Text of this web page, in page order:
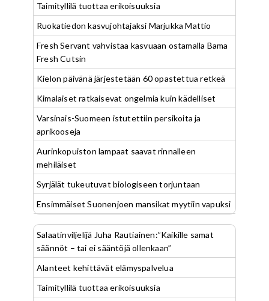
Taimityllilä tuottaa erikoisuuksia
Ruokatiedon kasvujohtajaksi Marjukka Mattio
Fresh Servant vahvistaa kasvuaan ostamalla Bama
Fresh Cutsin
Kielon päivänä järjestetään 60 opastettua retkeä
Kimalaiset ratkaisevat ongelmia kuin kädelliset
Varsinais-Suomeen istutettiin persikoita ja
aprikooseja
Aurinkopuiston lampaat saavat rinnalleen
mehiläiset
Syrjälät tukeutuvat biologiseen torjuntaan
Ensimmäiset Suonenjoen mansikat myytiin vapuksi
Salaatinviljelijä Juha Rautiainen:”Kaikille samat
säännöt – tai ei sääntöjä ollenkaan”
Alanteet kehittävät elämyspalvelua
Taimityllilä tuottaa erikoisuuksia